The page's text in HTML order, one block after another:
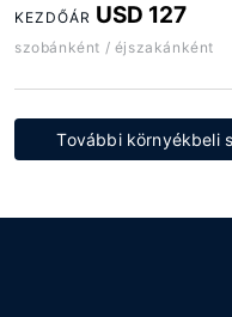
KEZDŐÁR USD 127
szobánként / éjszakánként
További környékbeli